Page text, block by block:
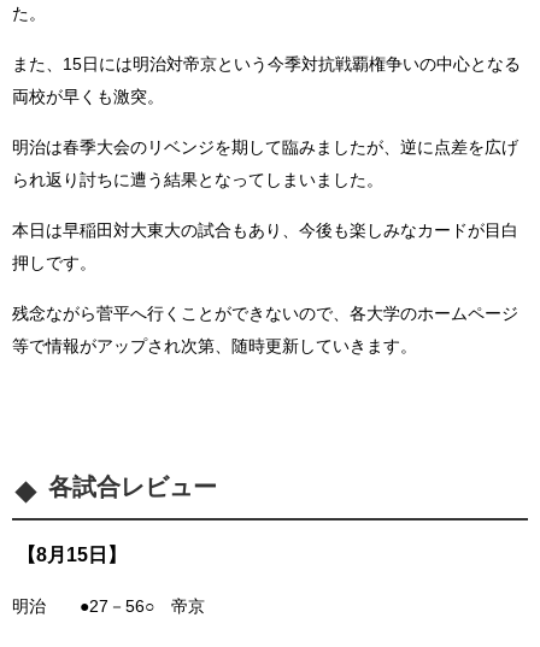
た。
また、15日には明治対帝京という今季対抗戦覇権争いの中心となる
両校が早くも激突。
明治は春季大会のリベンジを期して臨みましたが、逆に点差を広げ
られ返り討ちに遭う結果となってしまいました。
本日は早稲田対大東大の試合もあり、今後も楽しみなカードが目白
押しです。
残念ながら菅平へ行くことができないので、各大学のホームページ
等で情報がアップされ次第、随時更新していきます。
各試合レビュー
【8月15日】
明治 ●27－56○ 帝京